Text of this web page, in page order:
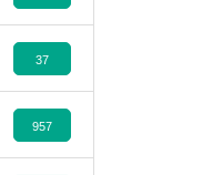
37
957